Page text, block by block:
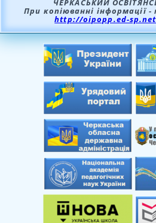
ЧЕРКАСЬКИЙ
При копіюванні інформації
http://oipopp.ed-sp.net